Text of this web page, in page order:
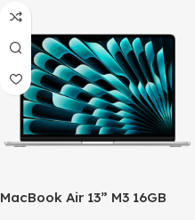
MacBook Air 13” M3 16GB